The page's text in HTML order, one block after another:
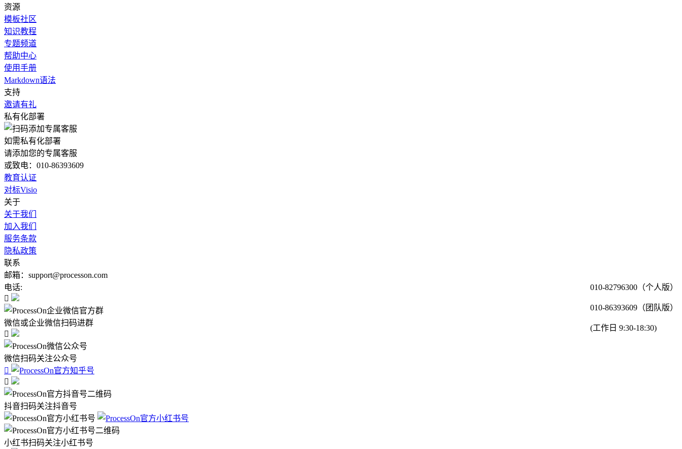
资源
模板社区
知识教程
专题频道
帮助中心
使用手册
Markdown语法
支持
邀请有礼
私有化部署
如需私有化部署
请添加您的专属客服
或致电：010-86393609
教育认证
对标Visio
关于
关于我们
加入我们
服务条款
隐私政策
联系
邮箱：support@processon.com
电话:
010-82796300（个人版）
010-86393609（团队版）
(工作日 9:30-18:30)

微信或企业微信扫码进群

微信扫码关注公众号


抖音扫码关注抖音号
小红书扫码关注小红书号